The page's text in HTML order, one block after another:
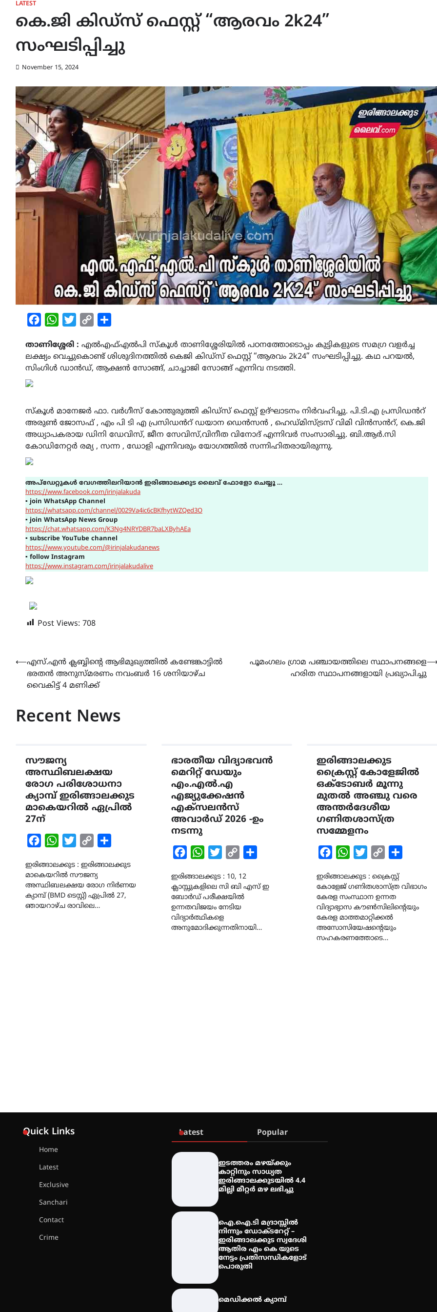
LATEST
കെ.ജി കിഡ്സ് ഫെസ്റ്റ് “ആരവം 2k24”
സംഘടിപ്പിച്ചു
November 15, 2024
FacebookWhatsAppTwitterCopy
താണിശ്ശേരി : എൽഎഫ്എൽപി സ്കൂൾ താണിശ്ശേരിയിൽ പഠനത്തോടൊപ്പം കുട്ടികളുടെ സമഗ്ര വളർച്ച
ലക്ഷ്യം വെച്ചുകൊണ്ട് ശിശുദിനത്തിൽ കെജി കിഡ്സ് ഫെസ്റ്റ് “ആരവം 2k24” സംഘടിപ്പിച്ചു. കഥ പറയൽ,
സിംഗിൾ ഡാൻഡ്, ആക്ഷൻ സോങ്ങ്, ചാച്ചാജി സോങ്ങ് എന്നിവ നടത്തി.
സ്കൂൾ മാനേജർ ഫാ. വർഗീസ് കോന്തുരുത്തി കിഡ്സ് ഫെസ്റ്റ് ഉദ്ഘാടനം നിർവഹിച്ചു. പി.ടി.എ പ്രസിഡൻറ്
അരുൺ ജോസഫ് , എം പി ടി എ പ്രസിഡൻറ് ഡയാന ഡെൻസൻ , ഹെഡ്മിസ്ട്രസ് വിമി വിൻസൻറ്, കെ.ജി
അധ്യാപകരായ ഡിനി ഡേവിസ്, ജീന സേവിസ്,വിനീത വിനോദ് എന്നിവർ സംസാരിച്ചു. ബി.ആർ.സി
കോഡിനേറ്റർ രമ്യ , സന്ന , ഡോളി എന്നിവരും യോഗത്തിൽ സന്നിഹിതരായിരുന്നു.
അപ്ഡേറ്റുകൾ വേഗത്തിലറിയാൻ ഇരിങ്ങാലക്കുട ലൈവ് ഫോളോ ചെയ്യൂ …
https://www.facebook.com/irinjalakuda
▪ join WhatsApp Channel
https://whatsapp.com/channel/0029Va4ic6cBKfhytWZQed3O
▪ join WhatsApp News Group
https://chat.whatsapp.com/K3Ng4NRYDBR7baLXByhAEa
▪ subscribe YouTube channel
https://www.youtube.com/@irinjalakudanews
▪ follow Instagram
https://www.instagram.com/irinjalakudalive
Post Views: 708
Post
navigation
⟵എസ്.എൻ ക്ലബ്ബിന്റെ ആഭിമുഖ്യത്തിൽ കണ്ടേങ്കാട്ടിൽ
ഭരതൻ അനുസ്മരണം നവംബർ 16 ശനിയാഴ്ച
വൈകിട്ട് 4 മണിക്ക്
പൂമംഗലം ഗ്രാമ പഞ്ചായത്തിലെ സ്ഥാപനങ്ങളെ
ഹരിത സ്ഥാപനങ്ങളായി പ്രഖ്യാപിച്ചു
Recent News
സൗജന്യ
അസ്ഥിബലക്ഷയ
രോഗ പരിശോധനാ
ക്യാമ്പ് ഇരിങ്ങാലക്കുട
മാകെയറിൽ ഏപ്രിൽ
27ന്
FacebookWhatsAppTwitterCopy
ഇരിങ്ങാലക്കുട : ഇരിങ്ങാലക്കുട
മാകെയറിൽ സൗജന്യ
അസ്ഥിബലക്ഷയ രോഗ നിർണയ
ക്യാമ്പ് (BMD ടെസ്റ്റ്) ഏപ്രിൽ 27,
ഞായറാഴ്ച രാവിലെ…
ഭാരതീയ വിദ്യാഭവൻ
മെറിറ്റ് ഡേയും
എം.എൽ.എ
എജ്യുക്കേഷൻ
എക്സലൻസ്
അവാർഡ് 2026 -ഉം
നടന്നു
FacebookWhatsAppTwitterCopy
ഇരിങ്ങാലക്കുട : 10, 12
ക്ലാസ്സുകളിലെ സി ബി എസ് ഇ
ബോർഡ് പരീക്ഷയിൽ
ഉന്നതവിജയം നേടിയ
വിദ്യാർത്ഥികളെ
അനുമോദിക്കുന്നതിനായി…
ഇരിങ്ങാലക്കുട
ക്രൈസ്റ്റ് കോളേജിൽ
ഒക്ടോബർ മൂന്നു
മുതൽ അഞ്ചു വരെ
അന്തർദേശീയ
ഗണിതശാസ്ത്ര
സമ്മേളനം
FacebookWhatsAppTwitterCopy
ഇരിങ്ങാലക്കുട : ക്രൈസ്റ്റ്
കോളേജ് ഗണിതശാസ്ത്ര വിഭാഗം
കേരള സംസ്ഥാന ഉന്നത
വിദ്യാഭ്യാസ കൗൺസിലിൻ്റെയും
കേരള മാത്തമാറ്റിക്കൽ
അസോസിയേഷൻ്റെയും
സഹകരണത്തോടെ…
August 6, 2026
Quick Links
Home
Latest
Exclusive
Sanchari
Contact
Crime
Latest Popular
ഇടത്തരം മഴയ്ക്കും
കാറ്റിനും സാധ്യത
ഇരിങ്ങാലക്കുടയിൽ 4.4
മില്ലി മീറ്റർ മഴ ലഭിച്ചു
ഐ.ഐ.ടി മദ്രാസ്സിൽ
നിന്നും ഡോക്ടറേറ്റ് –
ഇരിങ്ങാലക്കുട സ്വദേശി
ആതിര എം കെ യുടെ
നേട്ടം പ്രതിസന്ധികളോട്
പൊരുതി
മെഡിക്കൽ ക്യാമ്പ്